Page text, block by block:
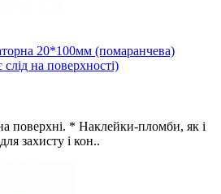
20*100мм (помаранчева)
на поверхності)
поверхні. * Наклейки-пломби, як і
захисту і кон..